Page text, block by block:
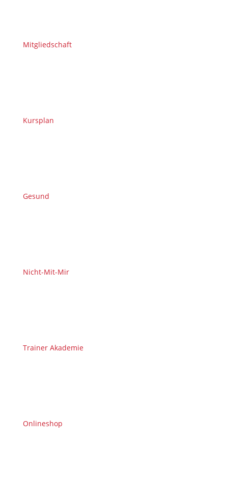
Mitgliedschaft
Kursplan
Gesund
Nicht-Mit-Mir
Trainer Akademie
Onlineshop